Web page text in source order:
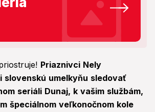
Priaznivci Nely
slovenskú umelkyňu sledovať
seriáli Dunaj, k vašim službám,
špeciálnom veľkonočnom kole